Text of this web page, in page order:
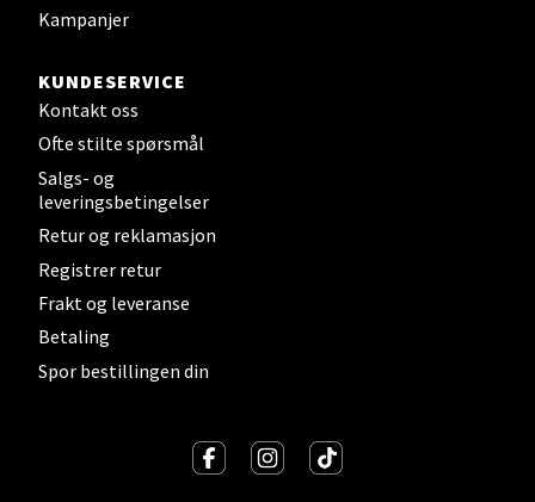
Kampanjer
KUNDESERVICE
Kontakt oss
Ofte stilte spørsmål
Salgs- og
leveringsbetingelser
Retur og reklamasjon
Registrer retur
Frakt og leveranse
Betaling
Spor bestillingen din
Leirvik - Stord
Torgbakken 2, 5401 Stord
Åpent i dag 10-15
0 i butikk
Oslo - Thon Senter Storo